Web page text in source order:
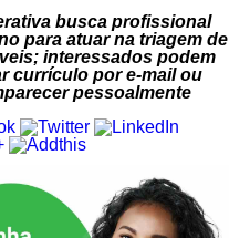
busca profissional
para atuar na triagem de
interessados podem
currículo por e-mail ou
pessoalmente